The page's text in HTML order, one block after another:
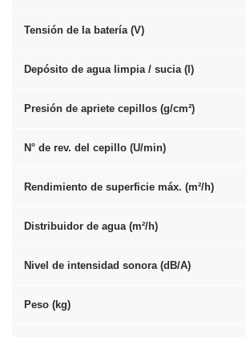
Tensión de la batería (V)
Depósito de agua limpia / sucia (l)
Presión de apriete cepillos (g/cm²)
N° de rev. del cepillo (U/min)
Rendimiento de superficie máx. (m²/h)
Distribuidor de agua (m²/h)
Nivel de intensidad sonora (dB/A)
Peso (kg)